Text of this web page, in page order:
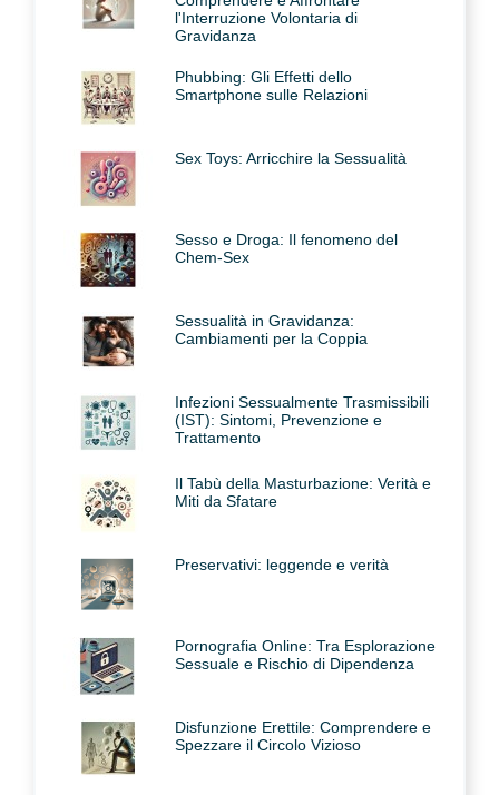
l'Interruzione Volontaria di
Gravidanza
Phubbing: Gli Effetti dello
Smartphone sulle Relazioni
Sex Toys: Arricchire la Sessualità
Sesso e Droga: Il fenomeno del
Chem-Sex
Sessualità in Gravidanza:
Cambiamenti per la Coppia
Infezioni Sessualmente Trasmissibili
(IST): Sintomi, Prevenzione e
Trattamento
Il Tabù della Masturbazione: Verità e
Miti da Sfatare
Preservativi: leggende e verità
Pornografia Online: Tra Esplorazione
Sessuale e Rischio di Dipendenza
Disfunzione Erettile: Comprendere e
Spezzare il Circolo Vizioso